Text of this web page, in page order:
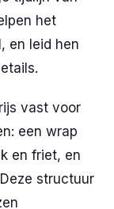
het
en leid hen
vast voor
een wrap
en friet, en
structuur